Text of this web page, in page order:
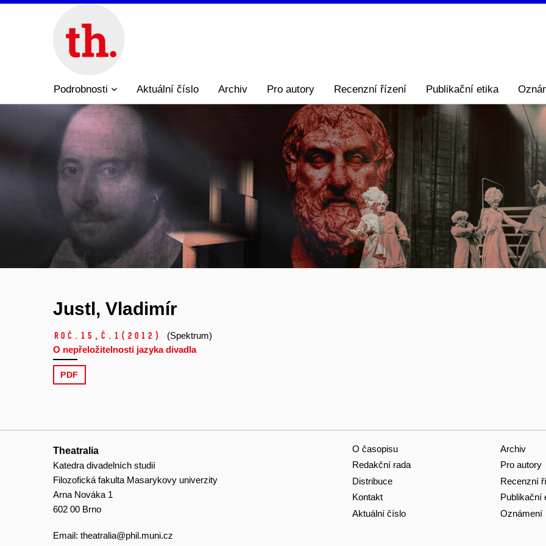
Podrobnosti Aktuální číslo Archiv Pro autory Recenzní řízení Publikační etika
Justl, Vladimír
Roč.15, č.1 (2012)
(Spektrum)
O nepřeložitelnosti jazyka divadla
PDF
Theatralia
Katedra divadelních studií
Filozofická fakulta Masarykovy univerzity
Arna Nováka 1
602 00 Brno
Email: theatralia@phil.muni.cz
O časopisu
Redakční rada
Distribuce
Kontakt
Aktuální číslo
Archiv
Pro autory
Recenzní
Publikační
Oznámení